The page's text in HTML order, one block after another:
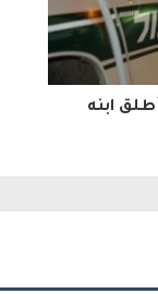
ابنه